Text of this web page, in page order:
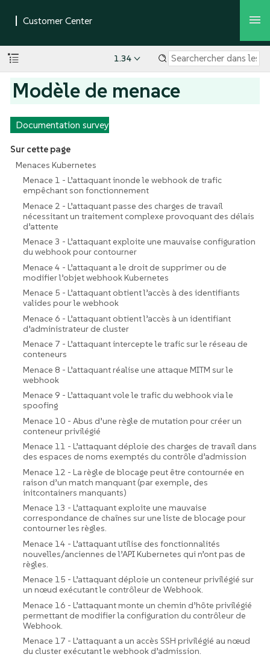
1.34
Modèle de menace
Documentation survey
Sur cette page
Menaces Kubernetes
Menace 1 - L’attaquant inonde le webhook de trafic
empêchant son fonctionnement
Menace 2 - L’attaquant passe des charges de travail
nécessitant un traitement complexe provoquant des délais
d’attente
Menace 3 - L’attaquant exploite une mauvaise configuration
du webhook pour contourner
Menace 4 - L’attaquant a le droit de supprimer ou de
modifier l’objet webhook Kubernetes
Menace 5 - L’attaquant obtient l’accès à des identifiants
valides pour le webhook
Menace 6 - L’attaquant obtient l’accès à un identifiant
d’administrateur de cluster
Menace 7 - L’attaquant intercepte le trafic sur le réseau de
conteneurs
Menace 8 - L’attaquant réalise une attaque MITM sur le
webhook
Menace 9 - L’attaquant vole le trafic du webhook via le
spoofing
Menace 10 - Abus d’une règle de mutation pour créer un
conteneur privilégié
Menace 11 - L’attaquant déploie des charges de travail dans
des espaces de noms exemptés du contrôle d’admission
Menace 12 - La règle de blocage peut être contournée en
raison d’un match manquant (par exemple, des
initcontainers manquants)
Menace 13 - L’attaquant exploite une mauvaise
correspondance de chaînes sur une liste de blocage pour
contourner les règles.
Menace 14 - L’attaquant utilise des fonctionnalités
nouvelles/anciennes de l’API Kubernetes qui n’ont pas de
règles.
Menace 15 - L’attaquant déploie un conteneur privilégié sur
un nœud exécutant le contrôleur de Webhook.
Menace 16 - L’attaquant monte un chemin d’hôte privilégié
permettant de modifier la configuration du contrôleur de
Webhook.
Menace 17 - L’attaquant a un accès SSH privilégié au nœud
du cluster exécutant le webhook d’admission.